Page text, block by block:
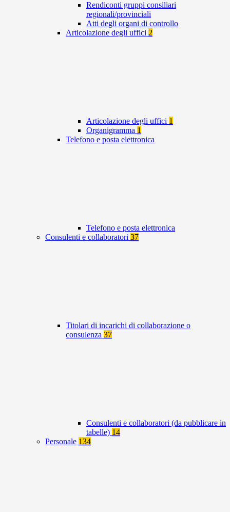
Rendiconti gruppi consiliari
regionali/provinciali
Atti degli organi di controllo
Articolazione degli uffici 2
Articolazione degli uffici 1
Organigramma 1
Telefono e posta elettronica
Telefono e posta elettronica
Consulenti e collaboratori 37
Titolari di incarichi di collaborazione o
consulenza 37
Consulenti e collaboratori (da pubblicare in
tabelle) 14
Personale 134